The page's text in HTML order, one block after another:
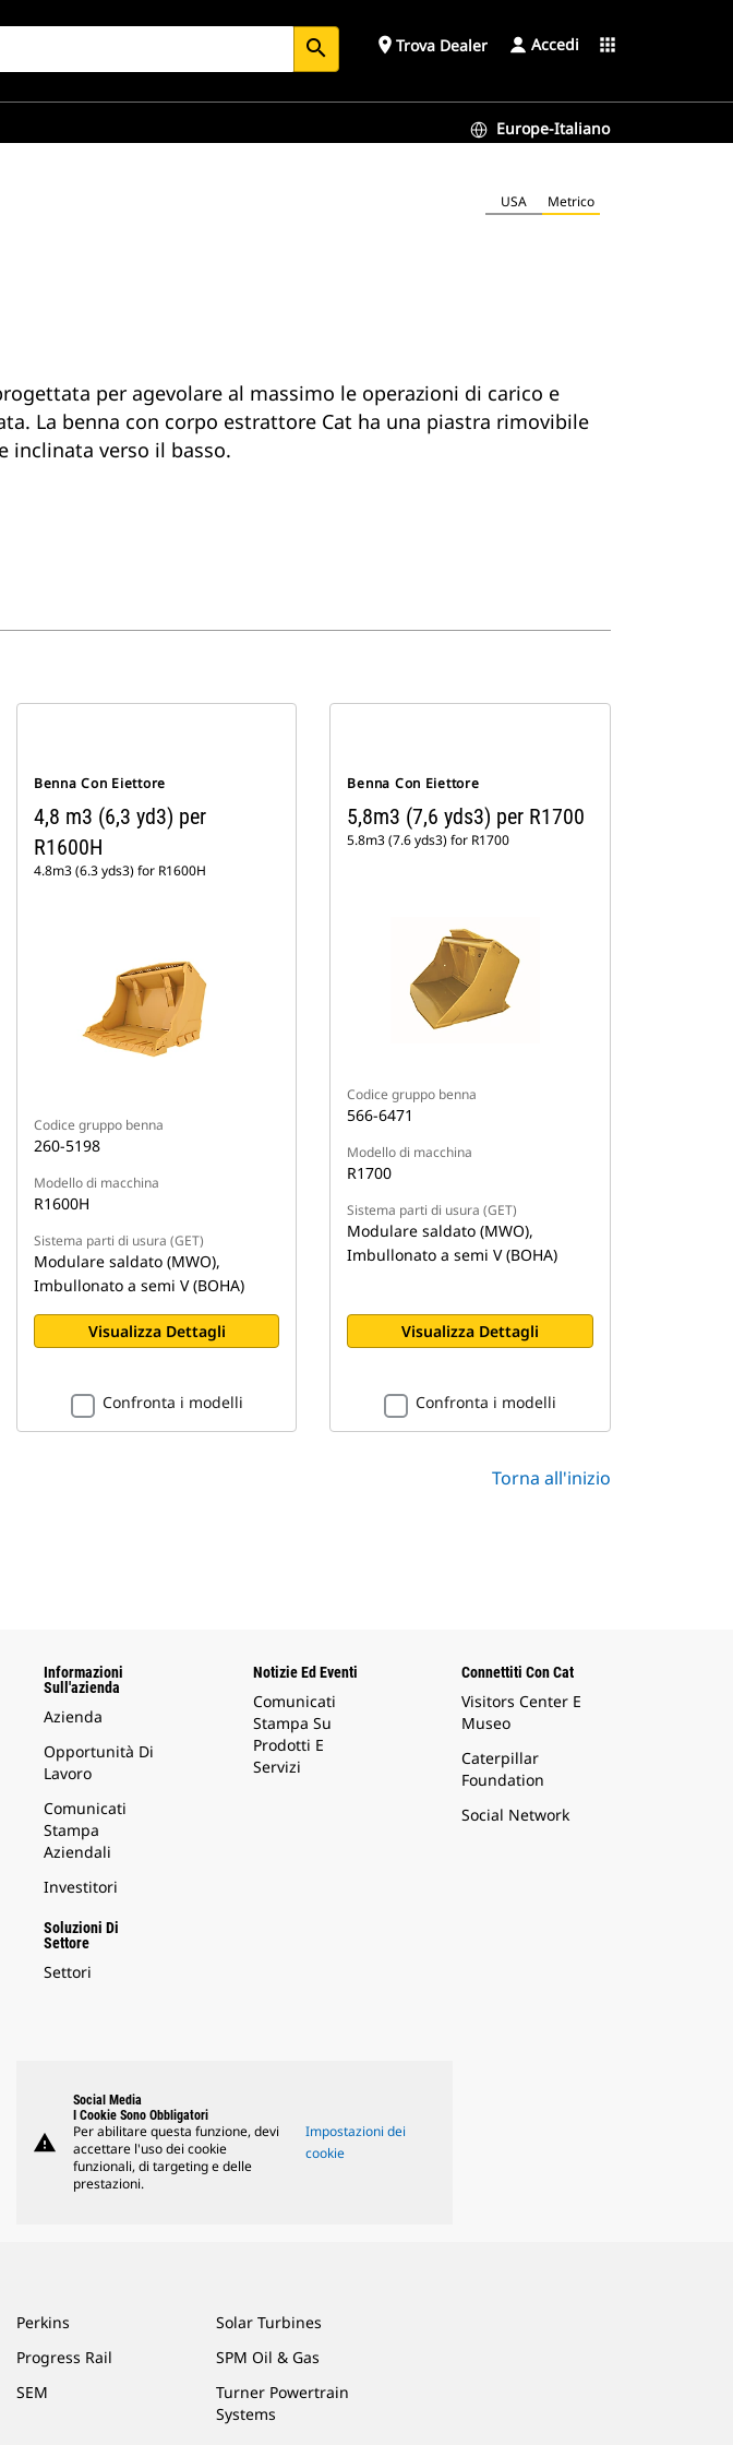
search place Trova Dealer Accedi apps
Europe-Italiano
USA Metrico
per agevolare al massimo le operazioni di carico e
La benna con corpo estrattore Cat ha una piastra rimovibile
inclinata verso il basso.
Benna Con Eiettore
4,8 m3 (6,3 yd3) per
R1600H
4.8m3 (6.3 yds3) for R1600H
Codice gruppo benna
260-5198
Modello di macchina
R1600H
Sistema parti di usura (GET)
Modulare saldato (MWO),
Imbullonato a semi V (BOHA)
Visualizza Dettagli
Confronta i modelli
Benna Con Eiettore
5,8m3 (7,6 yds3) per R1700
5.8m3 (7.6 yds3) for R1700
Codice gruppo benna
566-6471
Modello di macchina
R1700
Sistema parti di usura (GET)
Modulare saldato (MWO),
Imbullonato a semi V (BOHA)
Visualizza Dettagli
Confronta i modelli
Torna all'inizio
Informazioni
Sull'azienda
Azienda
Opportunità Di
Lavoro
Comunicati
Stampa
Aziendali
Investitori
Soluzioni Di
Settore
Settori
Notizie Ed Eventi
Comunicati
Stampa Su
Prodotti E
Servizi
Connettiti Con Cat
Visitors Center E
Museo
Caterpillar
Foundation
Social Network
warning
Social Media
I Cookie Sono Obbligatori
Per abilitare questa funzione, devi
accettare l'uso dei cookie
funzionali, di targeting e delle
prestazioni.
Impostazioni dei
cookie
Perkins
Progress Rail
SEM
Solar Turbines
SPM Oil & Gas
Turner Powertrain
Systems